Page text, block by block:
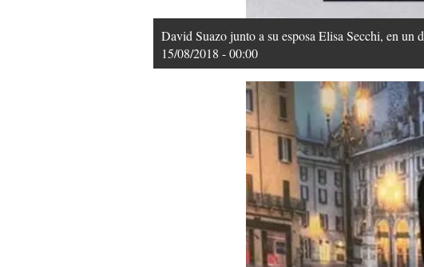
David Suazo junto a su esposa Elisa Secchi, en un
15/08/2018 - 00:00